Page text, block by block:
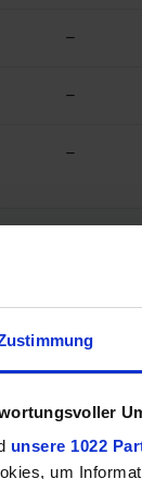
unsere 1022
um
–
–
–
–
–
–